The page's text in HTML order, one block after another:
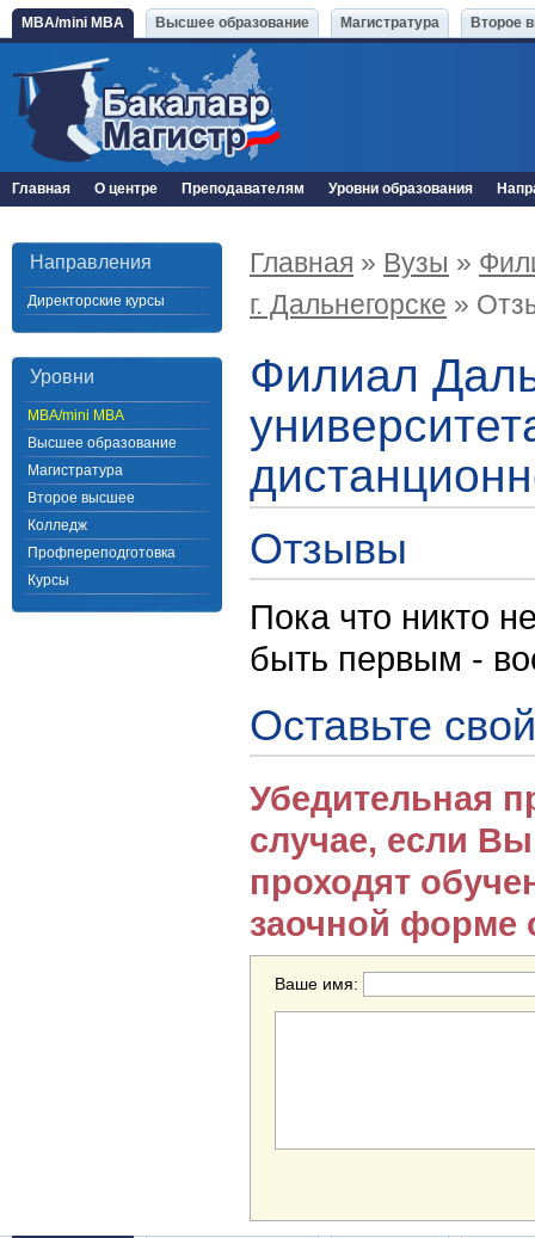
MBA/mini MBA Высшее образование Магистратура Второе
Главная О центре Преподавателям Уровни образования
Направления
Директорские курсы
Уровни
MBA/mini MBA
Высшее образование
Магистратура
Второе высшее
Колледж
Профпереподготовка
Курсы
Главная » Вузы »
г. Дальнегорске »
Филиал
Отзывы
Пока что никто
быть первым -
Оставьте
Убедительная
случае, если
проходят
заочной форме
Ваше имя: